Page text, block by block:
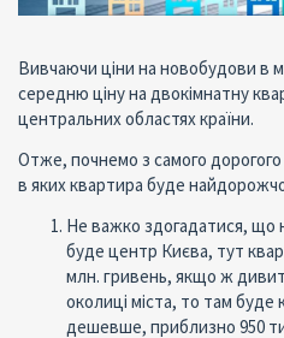
Вивчаючи ціни на новобудови в
середню ціну на двокімнатну
центральних областях країни.
Отже, почнемо з самого
в яких квартира буде
Не важко здогадатися, що
буде центр Києва, тут
млн. гривень, якщо ж
околиці міста, то там
дешевше, приблизно 950